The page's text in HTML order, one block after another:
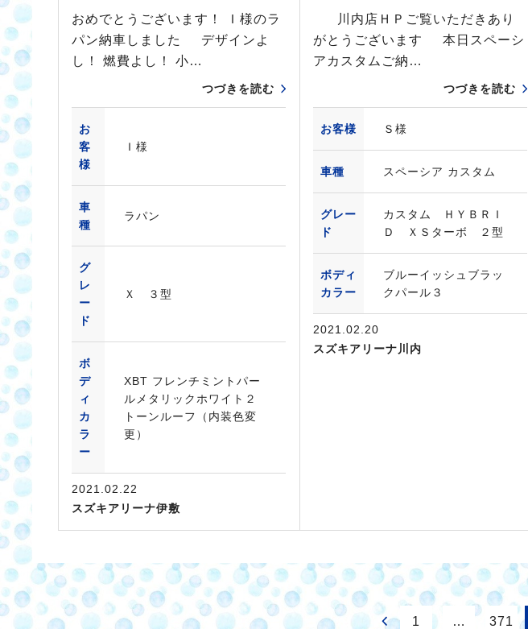
おめでとうございます！ Ｉ様のラ
パン納車しました デザインよ
し！ 燃費よし！ 小…
つづきを読む
お
客
様
Ｉ様
車
種
ラパン
グ
レ
ー
ド
Ｘ ３型
ボ
デ
ィ
カ
ラ
ー
XBT フレンチミントパー
ルメタリックホワイト２
トーンルーフ（内装色変
更）
2021.02.22
スズキアリーナ伊敷
川内店ＨＰご覧いただきあり
がとうございます 本日スペーシ
アカスタムご納…
つづきを読む
お客様 Ｓ様
車種 スペーシア カスタム
グレー
ド
カスタム ＨＹＢＲＩ
Ｄ ＸＳターボ ２型
ボディ
カラー
ブルーイッシュブラッ
クパール３
2021.02.20
スズキアリーナ川内
1 … 371